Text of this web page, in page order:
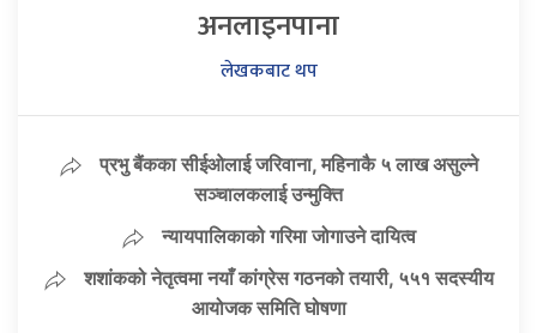
अनलाइनपाना
लेखकबाट थप
प्रभु बैंकका सीईओलाई जरिवाना, महिनाकै ५ लाख असुल्ने
सञ्चालकलाई उन्मुक्ति
न्यायपालिकाको गरिमा जोगाउने दायित्व
शशांकको नेतृत्वमा नयाँ कांग्रेस गठनको तयारी, ५५१ सदस्यीय
आयोजक समिति घोषणा